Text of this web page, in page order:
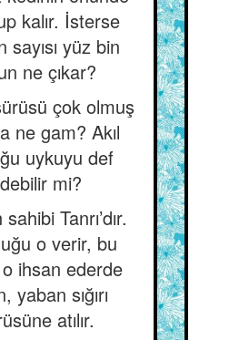
kalır. İsterse
sayısı yüz bin
ne çıkar?
çok olmuş
ne gam? Akıl
uykuyu def
mi?
Tanrı’dır.
o verir, bu
ihsan ederde
yaban sığırı
atılır.